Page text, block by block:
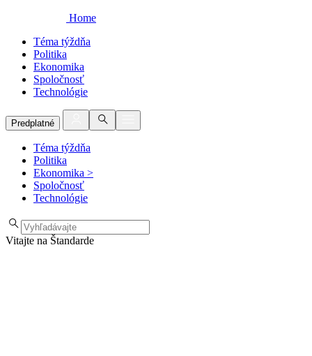
Home
Téma týždňa
Politika
Ekonomika
Spoločnosť
Technológie
Predplatné
Téma týždňa
Politika
Ekonomika >
Spoločnosť
Technológie
Vitajte na Štandarde